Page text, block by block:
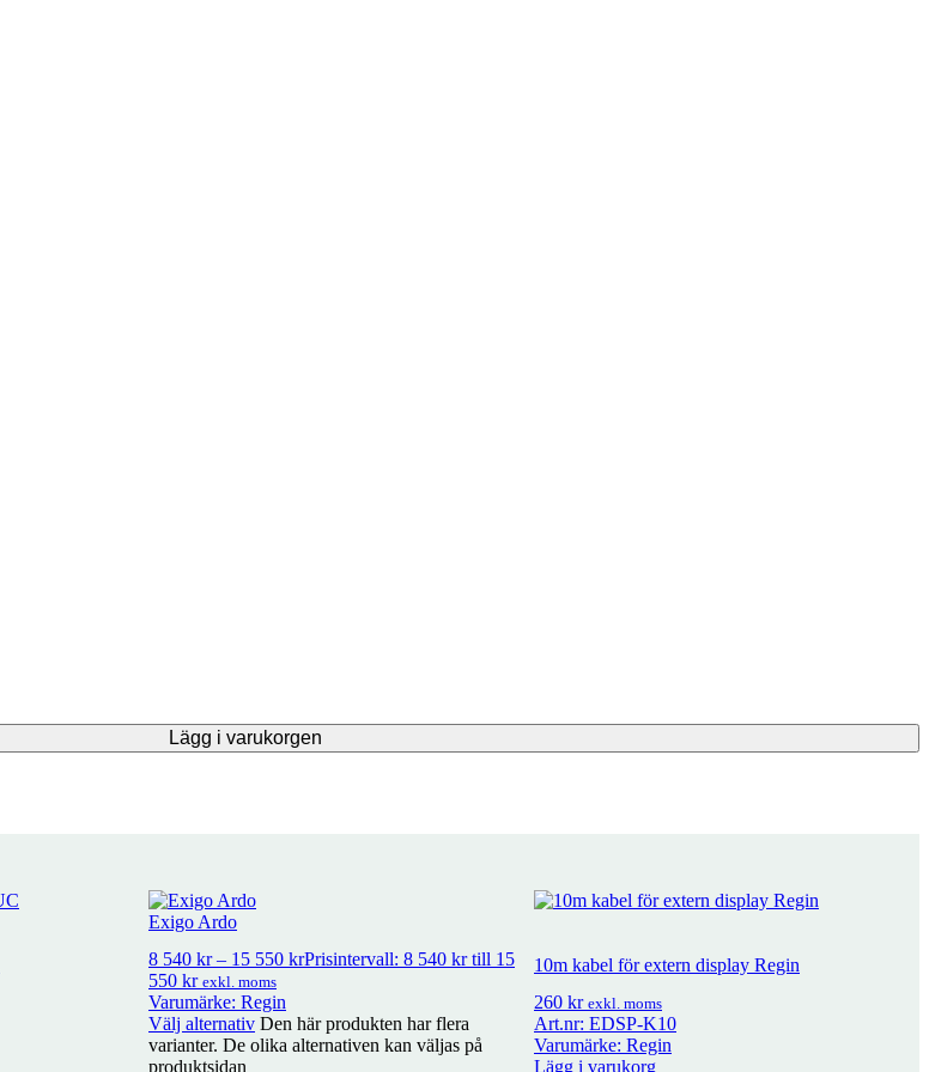
Lägg i varukorgen
Exigo Ardo
8 540 kr – 15 550 krPrisintervall: 8 540 kr till 15
550 kr exkl. moms
Varumärke: Regin
Välj alternativ Den här produkten har flera
varianter. De olika alternativen kan väljas på
produktsidan
10m kabel för extern display Regin
260 kr exkl. moms
Art.nr: EDSP-K10
Varumärke: Regin
Lägg i varukorg